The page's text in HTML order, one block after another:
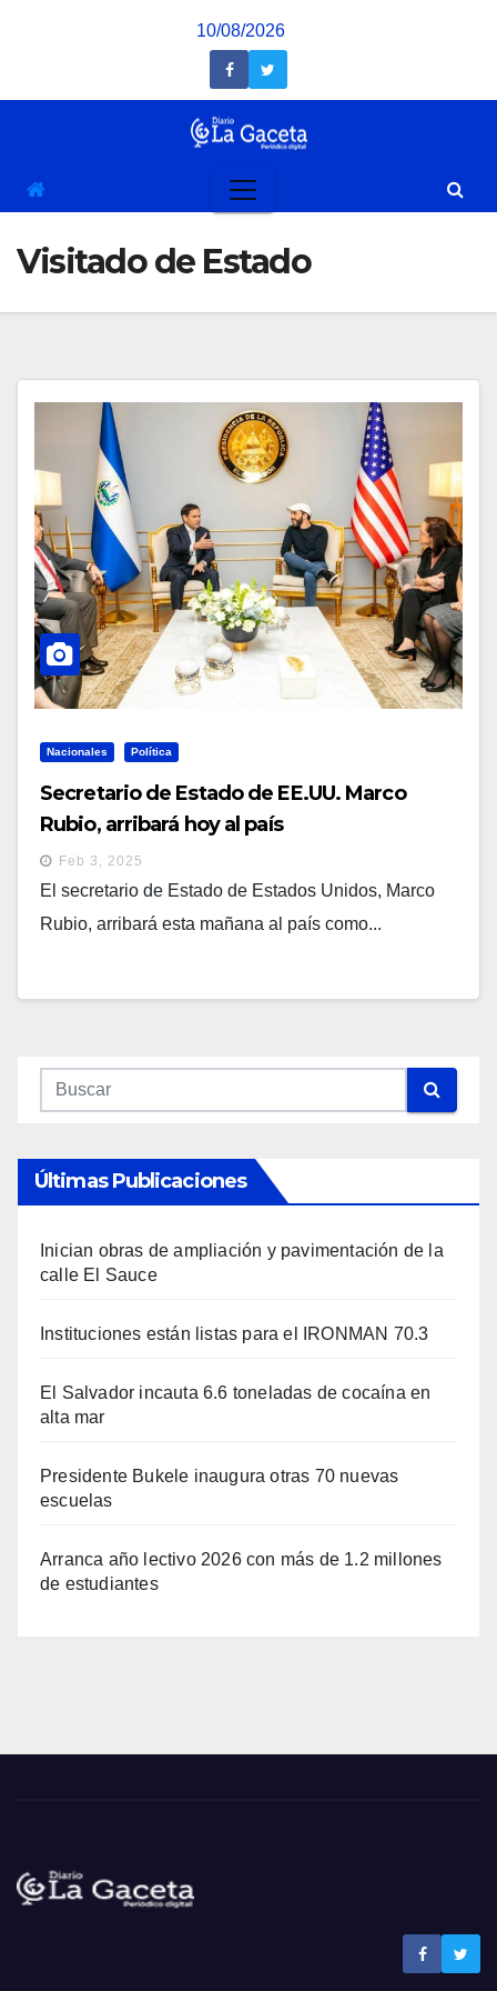
10/08/2026
Visitado de Estado
Nacionales Política
Secretario de Estado de EE.UU. Marco
Rubio, arribará hoy al país
Feb 3, 2025
El secretario de Estado de Estados Unidos, Marco
Rubio, arribará esta mañana al país como...
Últimas Publicaciones
Inician obras de ampliación y pavimentación de la
calle El Sauce
Instituciones están listas para el IRONMAN 70.3
El Salvador incauta 6.6 toneladas de cocaína en
alta mar
Presidente Bukele inaugura otras 70 nuevas
escuelas
Arranca año lectivo 2026 con más de 1.2 millones
de estudiantes